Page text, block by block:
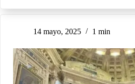
14 mayo, 2025 1 min